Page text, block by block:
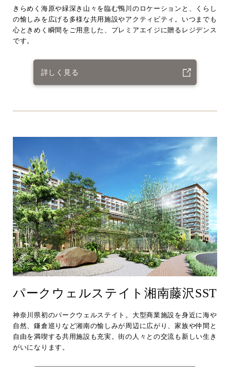
きらめく海原や緑深き山々を臨む鴨川のロケーションと、くらし
の愉しみを広げる多様な共用施設やアクティビティ。いつまでも
心ときめく瞬間をご用意した、プレミアエイジに贈るレジデンス
です。
詳しく見る
パークウェルステイト湘南藤沢SST
神奈川県初のパークウェルステイト。大型商業施設を身近に海や
自然、鎌倉巡りなど湘南の愉しみが周辺に広がり、家族や仲間と
自由を満喫する共用施設も充実。街の人々との交流も新しい生き
がいになります。